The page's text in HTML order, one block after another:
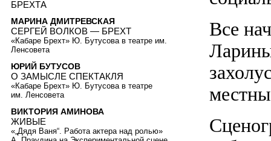
Все
БРЕХТА
МАРИНА ДМИТРЕВСКАЯ
СЕРГЕЙ ВОЛКОВ — БРЕХТ
«Кабаре Брехт» Ю. Бутусова в театре им.
Ленсовета
ЮРИЙ БУТУСОВ
О ЗАМЫСЛЕ СПЕКТАКЛЯ
«Кабаре Брехт» Ю. Бутусова в театре
им. Ленсовета
ВИКТОРИЯ АМИНОВА
ЖИВЫЕ
«„Дядя Ваня“. Работа актера над ролью»